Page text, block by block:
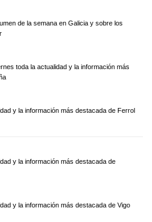
de la semana en Galicia y sobre los
toda la actualidad y la información más
y la información más destacada de Ferrol
y la información más destacada de
y la información más destacada de Vigo